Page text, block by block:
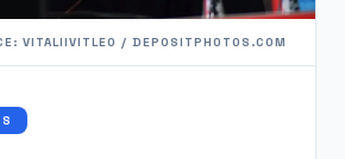
VITALIIVITLEO / DEPOSITPHOTOS.COM